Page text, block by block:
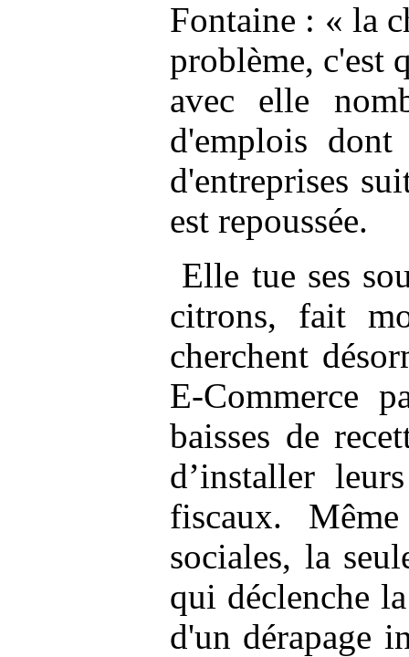
Fontaine : « la
problème, c'est
avec elle
d'emplois dont
d'entreprises
est repoussée.
Elle tue ses
citrons, fait
cherchent
E-Commerce
baisses de
d’installer
fiscaux.
sociales, la
qui déclenche
d'un dérapage